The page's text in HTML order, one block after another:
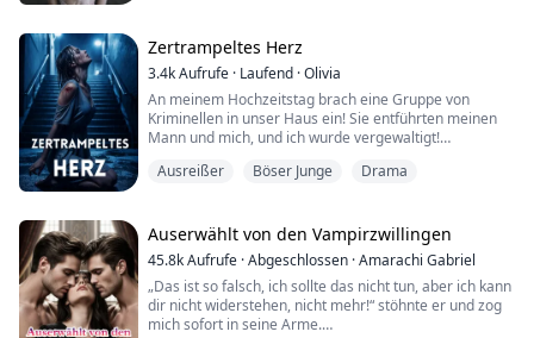
Die Alpha-Zwillinge eines benachbarten Rudels
nehmen ihren Duft wahr un...
Zertrampeltes Herz
3.4kAufrufe · Laufend ·Olivia
An meinem Hochzeitstag brach eine Gruppe von
Kriminellen in unser Haus ein! Sie entführten meinen
Mann und mich, und ich wurde vergewaltigt!
richtigen Moment, um zurückzuschlagen und tötete sie!
Zu meinem Entsetzen stellte ich fest, dass er einer der
Krimin...
Ausreißer Böser Junge Drama
Auserwählt von den Vampirzwillingen
45.8kAufrufe ·Abgeschlossen ·Amarachi Gabriel
„Das ist so falsch, ich sollte das nicht tun, aber ich kann
dir nicht widerstehen, nicht mehr!“ stöhnte er und zog
mich sofort in seine Arme.